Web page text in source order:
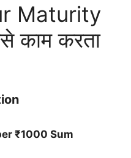
Maturity
काम करता
₹1000 Sum